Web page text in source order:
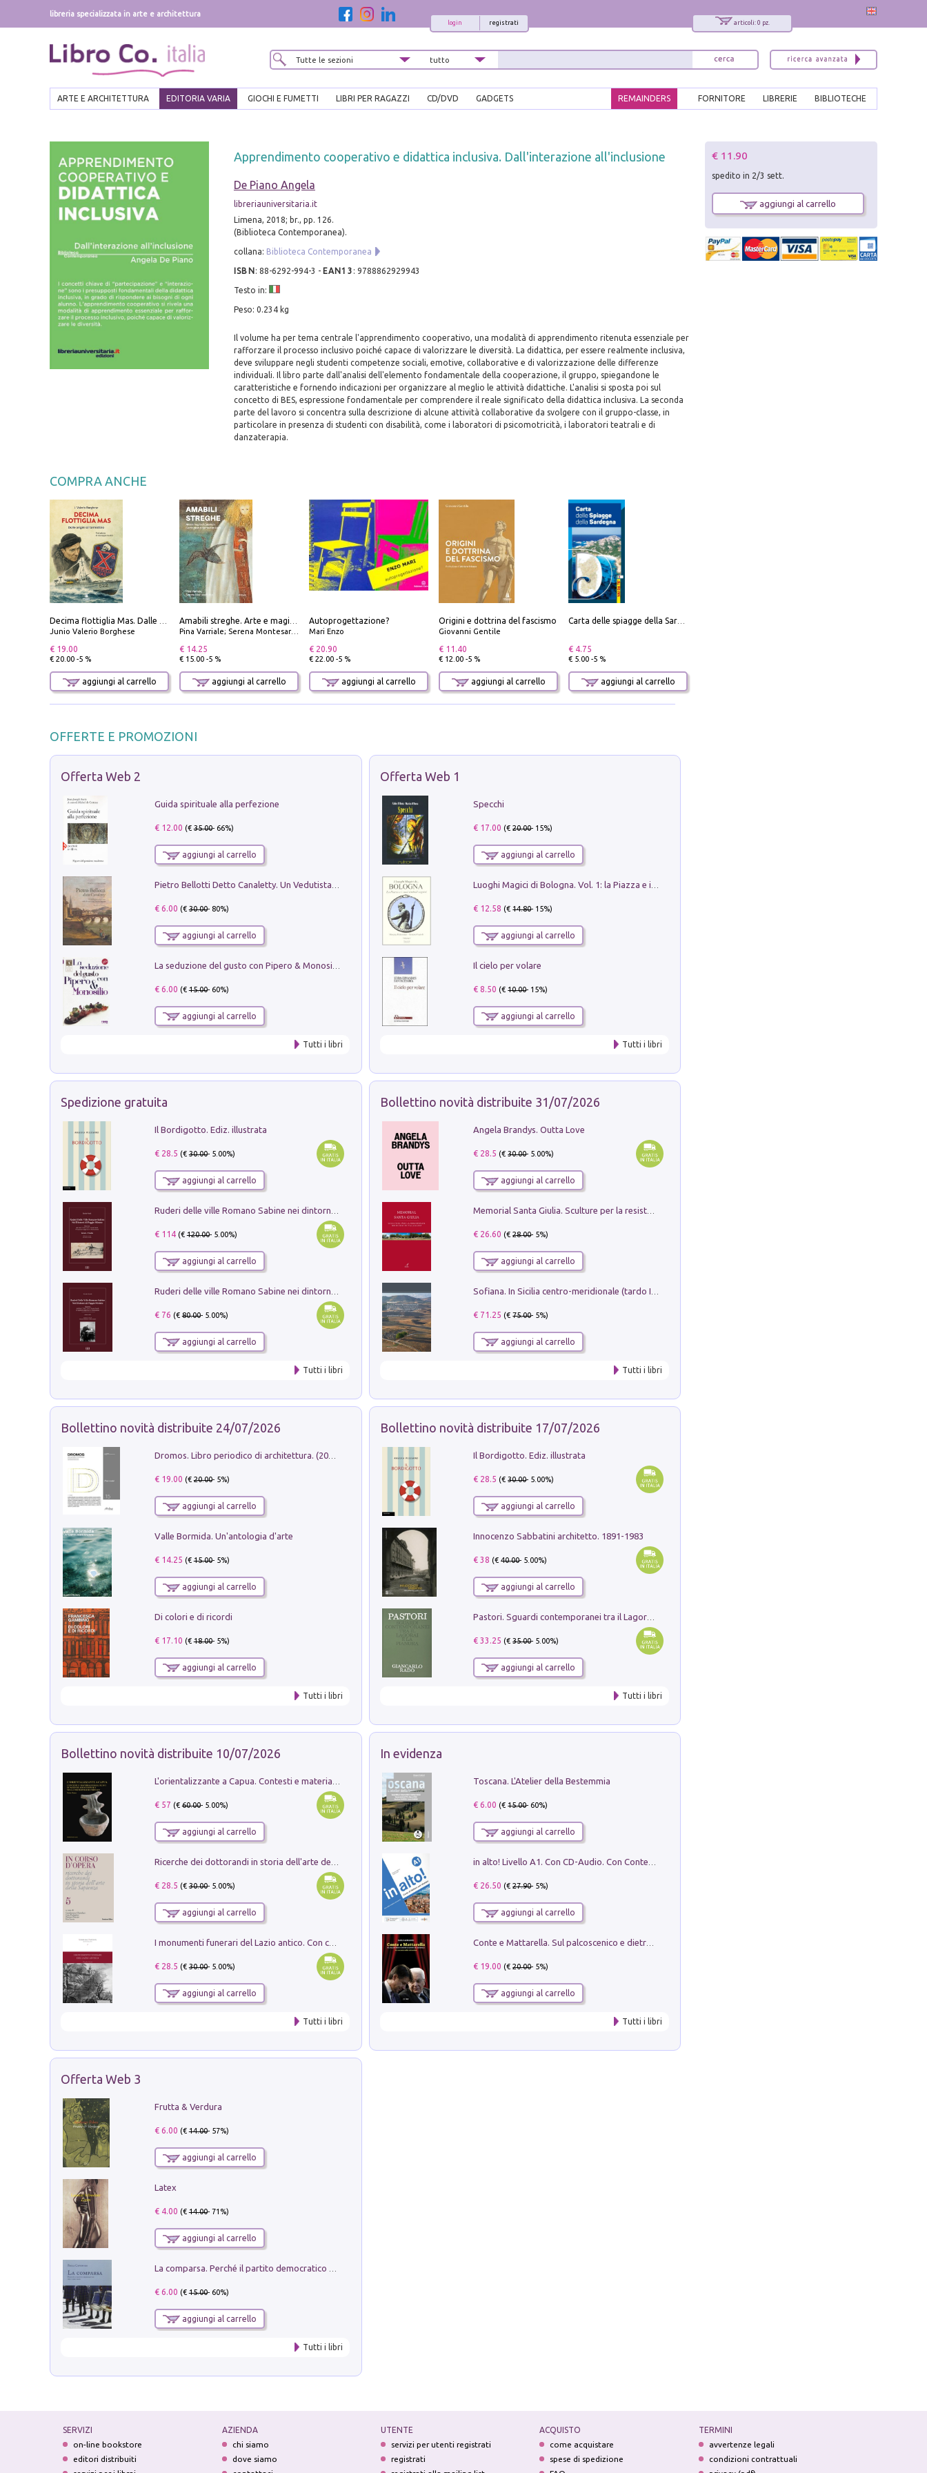
libreria specializzata in arte e architettura
articoli: 0 pz.
registrati
login
ARTE E ARCHITETTURA EDITORIA VARIA GIOCHI E FUMETTI LIBRI PER RAGAZZI CD/DVD GADGETS BIBLIOTECHE
LIBRERIE
FORNITORE
REMAINDERS
Apprendimento cooperativo e didattica inclusiva. Dall'interazione all'inclusione
De Piano Angela
libreriauniversitaria.it
Limena, 2018; br., pp. 126.
(Biblioteca Contemporanea).
collana: Biblioteca Contemporanea
ISBN : 88-6292-994-3 - EAN13 : 9788862929943
Testo in:
Peso: 0.234 kg
Il volume ha per tema centrale l'apprendimento cooperativo, una modalità di apprendimento ritenuta essenziale per
rafforzare il processo inclusivo poiché capace di valorizzare le diversità. La didattica, per essere realmente inclusiva,
deve sviluppare negli studenti competenze sociali, emotive, collaborative e di valorizzazione delle differenze
individuali. Il libro parte dall'analisi dell'elemento fondamentale della cooperazione, il gruppo, spiegandone le
caratteristiche e fornendo indicazioni per organizzare al meglio le attività didattiche. L'analisi si sposta poi sul
concetto di BES, espressione fondamentale per comprendere il reale significato della didattica inclusiva. La seconda
parte del lavoro si concentra sulla descrizione di alcune attività collaborative da svolgere con il gruppo-classe, in
particolare in presenza di studenti con disabilità, come i laboratori di psicomotricità, i laboratori teatrali e di
danzaterapia.
COMPRA ANCHE
Junio Valerio Borghese
€ 19.00
€ 20.00 -5 %
aggiungi al carrello
Pina Varriale; Serena Montesarchio
€ 14.25
€ 15.00 -5 %
aggiungi al carrello
Autoprogettazione?
Mari Enzo
€ 20.90
€ 22.00 -5 %
aggiungi al carrello
Origini e dottrina del fascismo
Giovanni Gentile
€ 11.40
€ 12.00 -5 %
aggiungi al carrello
€ 4.75
€ 5.00 -5 %
aggiungi al carrello
OFFERTE E PROMOZIONI
Offerta Web 2
Guida spirituale alla perfezione
€ 12.00 (€35.00- 66%)
aggiungi al carrello
€ 6.00 (€30.00- 80%)
aggiungi al carrello
€ 6.00 (€15.00- 60%)
aggiungi al carrello
Tutti i libri
Offerta Web 1
Specchi
€ 17.00 (€20.00- 15%)
aggiungi al carrello
€ 12.58 (€14.80- 15%)
aggiungi al carrello
Il cielo per volare
€ 8.50 (€10.00- 15%)
aggiungi al carrello
Tutti i libri
Spedizione gratuita
Il Bordigotto. Ediz. illustrata
€ 28.5 (€30.00- 5.00%)
aggiungi al carrello
€ 114(€120.00- 5.00%)
aggiungi al carrello
€ 76 (€80.00- 5.00%)
aggiungi al carrello
Tutti i libri
Bollettino novità distribuite 31/07/2026
Angela Brandys. Outta Love
€ 28.5 (€30.00- 5.00%)
aggiungi al carrello
€ 26.60 (€28.00- 5%)
aggiungi al carrello
€ 71.25 (€75.00- 5%)
aggiungi al carrello
Tutti i libri
Bollettino novità distribuite 24/07/2026
Dromos. Libro periodico di architettura. (2026). Vol. 15: Post-model
€ 19.00 (€20.00- 5%)
aggiungi al carrello
Valle Bormida. Un'antologia d'arte
€ 14.25 (€15.00- 5%)
aggiungi al carrello
Di colori e di ricordi
€ 17.10 (€18.00- 5%)
aggiungi al carrello
Tutti i libri
Bollettino novità distribuite 17/07/2026
Il Bordigotto. Ediz. illustrata
€ 28.5 (€30.00- 5.00%)
aggiungi al carrello
Innocenzo Sabbatini architetto. 1891-1983
€ 38 (€40.00- 5.00%)
aggiungi al carrello
€ 33.25 (€35.00- 5.00%)
aggiungi al carrello
Tutti i libri
Bollettino novità distribuite 10/07/2026
€ 57 (€60.00- 5.00%)
aggiungi al carrello
€ 28.5 (€30.00- 5.00%)
aggiungi al carrello
I monumenti funerari del Lazio antico. Con cartella con tavole
€ 28.5 (€30.00- 5.00%)
aggiungi al carrello
Tutti i libri
In evidenza
Toscana. L'Atelier della Bestemmia
€ 6.00 (€15.00- 60%)
aggiungi al carrello
€ 26.50 (€27.90- 5%)
aggiungi al carrello
€ 19.00 (€20.00- 5%)
aggiungi al carrello
Tutti i libri
Offerta Web 3
Frutta & Verdura
€ 6.00 (€14.00- 57%)
aggiungi al carrello
Latex
€ 4.00 (€14.00- 71%)
aggiungi al carrello
€ 6.00 (€15.00- 60%)
aggiungi al carrello
Tutti i libri
€ 11.90
spedito in 2/3 sett.
aggiungi al carrello
SERVIZI
on-line bookstore
editori distribuiti
AZIENDA
chi siamo
dove siamo
UTENTE
servizi per utenti registrati
registrati
ACQUISTO
come acquistare
spese di spedizione
TERMINI
avvertenze legali
condizioni contrattuali
x
Interessato ai nostri libri?
Sarai informato delle nostre novità, potrai
comunque cancellarti quando desideri.
modulo di iscrizione